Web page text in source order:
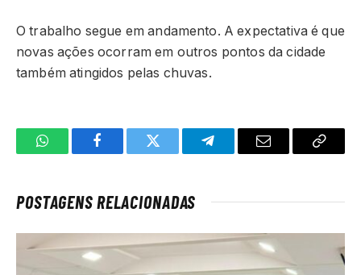
O trabalho segue em andamento. A expectativa é que
novas ações ocorram em outros pontos da cidade
também atingidos pelas chuvas.
WhatsAppFacebookTwitter TelegramaE-
Copiar
POSTAGENS RELACIONADAS